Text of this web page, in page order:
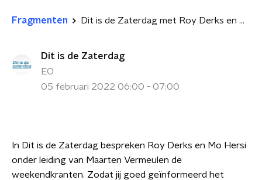
Fragmenten Dit is de Zaterdag met Roy Derks en Mo Hersi
Dit is de Zaterdag
EO
05 februari 2022 06:00 - 07:00
In Dit is de Zaterdag bespreken Roy Derks en Mo Hersi
onder leiding van Maarten Vermeulen de
weekendkranten. Zodat jij goed geïnformeerd het